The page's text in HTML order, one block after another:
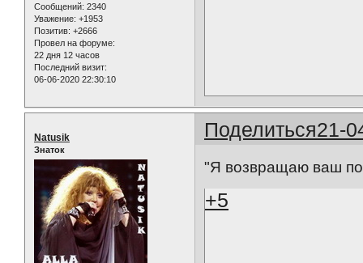
Сообщений: 2340
Уважение: +1953
Позитив: +2666
Провел на форуме:
22 дня 12 часов
Последний визит:
06-06-2020 22:30:10
Поделиться21-
Natusik
Знаток
"Я возвращаю ваш
+5